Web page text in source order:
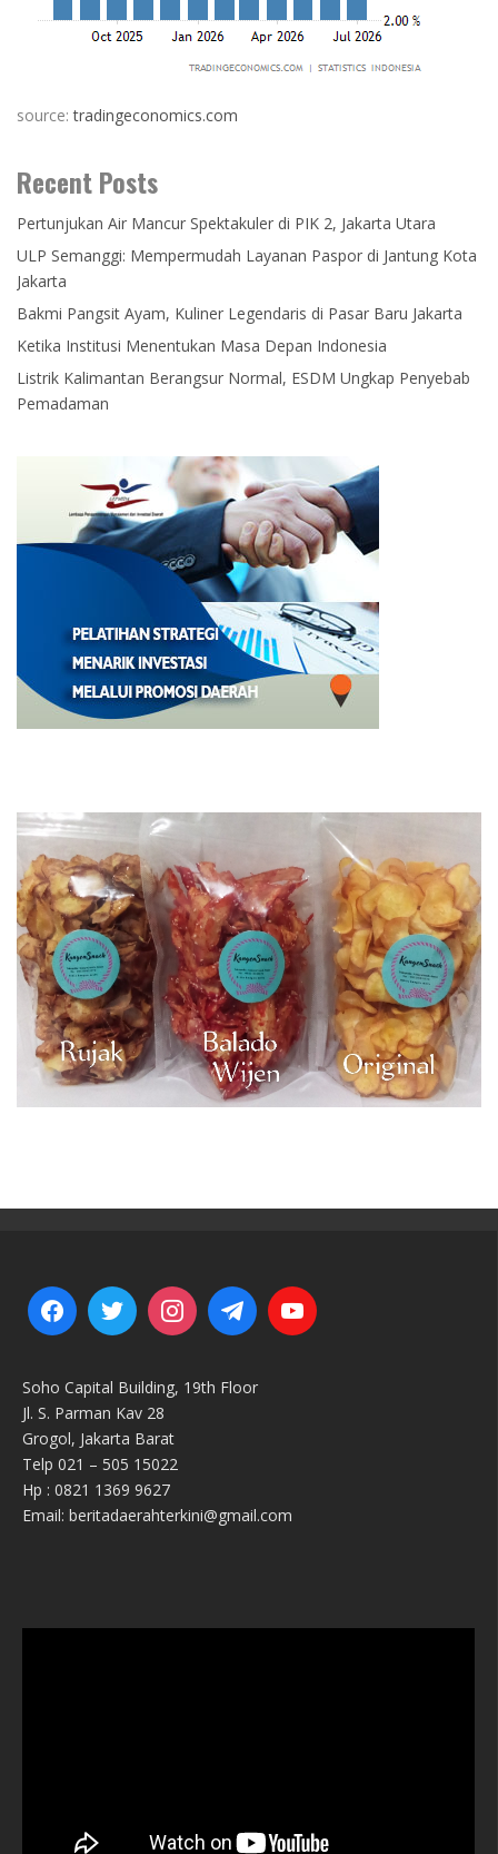
source:tradingeconomics.com
Recent Posts
Pertunjukan Air Mancur Spektakuler di PIK 2, Jakarta Utara
ULP Semanggi: Mempermudah Layanan Paspor di Jantung Kota
Jakarta
Bakmi Pangsit Ayam, Kuliner Legendaris di Pasar Baru Jakarta
Ketika Institusi Menentukan Masa Depan Indonesia
Listrik Kalimantan Berangsur Normal, ESDM Ungkap Penyebab
Pemadaman
Soho Capital Building, 19th Floor
Jl. S. Parman Kav 28
Grogol, Jakarta Barat
Telp 021 – 505 15022
Hp : 0821 1369 9627
Email: beritadaerahterkini@gmail.com